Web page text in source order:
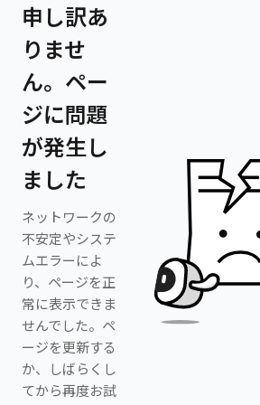
申し訳あ
りませ
ん。ペー
ジに問題
が発生し
ました
ネットワークの
不安定やシステ
ムエラーによ
り、ページを正
常に表示できま
せんでした。ペ
ージを更新する
か、しばらくし
てから再度お試